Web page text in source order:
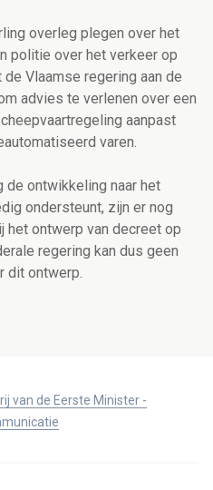
overleg plegen over het
politie over het verkeer op
Vlaamse regering aan de
advies te verlenen over een
aanpast
varen.
de ontwikkeling naar het
ondersteunt, zijn er nog
het ontwerp van decreet op
regering kan dus geen
dit ontwerp.
van de Eerste Minister -